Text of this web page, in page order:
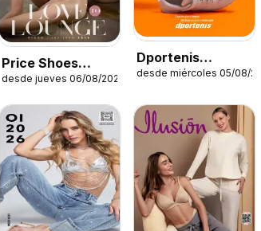
Price Shoes
catálogo Love to
Lounge
desde jueves 06/08/2026
Dportenis
catálogo
desde miércoles 05/08/